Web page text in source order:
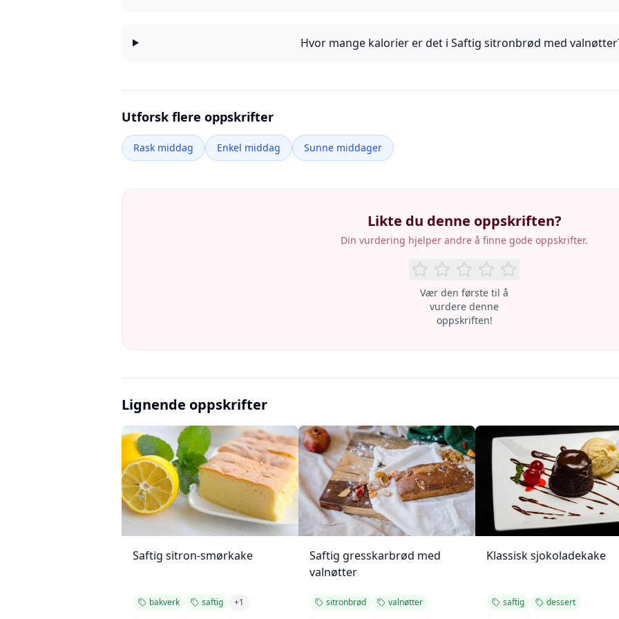
Hvor mange kalorier er det i Saftig sitronbrød med
Utforsk flere oppskrifter
Rask middag Enkel middag Sunne middager
Likte du denne oppskriften?
Din vurdering hjelper andre å finne gode oppskrifter.
Vær den første til å
vurdere denne
oppskriften!
Lignende oppskrifter
Saftig sitron-smørkake
bakverk saftig +1
Saftig gresskarbrød med
valnøtter
sitronbrød valnøtter
Klassisk sjokoladekake
saftig dessert